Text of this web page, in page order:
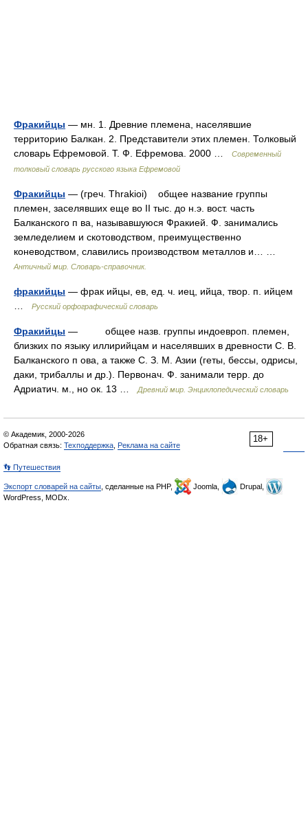
Фракийцы — мн. 1. Древние племена, населявшие
территорию Балкан. 2. Представители этих племен. Толковый
словарь Ефремовой. Т. Ф. Ефремова. 2000 …
Современный
толковый словарь русского языка Ефремовой
Фракийцы — (греч. Thrakioi) общее название группы
племен, заселявших еще во II тыс. до н.э. вост. часть
Балканского п ва, называвшуюся Фракией. Ф. занимались
земледелием и скотоводством, преимущественно
коневодством, славились производством металлов и… …
Античный мир. Словарь-справочник.
фракийцы — фрак ийцы, ев, ед. ч. иец, ийца, твор. п. ийцем
…
Русский орфографический словарь
Фракийцы — общее назв. группы индоевроп. племен,
близких по языку иллирийцам и населявших в древности С. В.
Балканского п ова, а также С. З. М. Азии (геты, бессы, одрисы,
даки, трибаллы и др.). Первонач. Ф. занимали терр. до
Адриатич. м., но ок. 13 …Древний мир. Энциклопедический словарь
18+
© Академик, 2000-2026
Обратная связь: Техподдержка, Реклама на сайте
👣 Путешествия
Экспорт словарей на сайты, сделанные на PHP, Joomla,
Drupal,
WordPress, MODx.